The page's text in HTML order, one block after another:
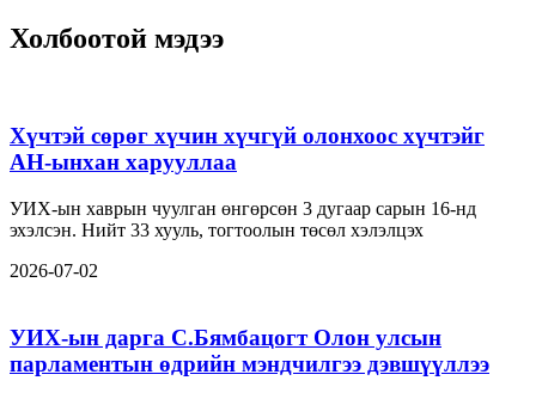
Холбоотой мэдээ
Хүчтэй сөрөг хүчин хүчгүй олонхоос хүчтэйг
АН-ынхан харууллаа
УИХ-ын хаврын чуулган өнгөрсөн 3 дугаар сарын 16-нд
эхэлсэн. Нийт 33 хууль, тогтоолын төсөл хэлэлцэх
2026-07-02
УИХ-ын дарга С.Бямбацогт Олон улсын
парламентын өдрийн мэндчилгээ дэвшүүллээ